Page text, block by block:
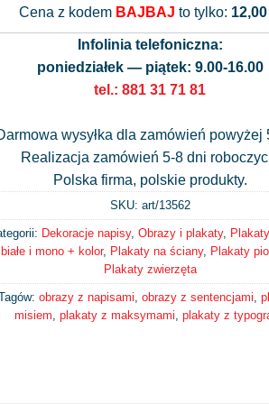
Cena z kodem BAJBAJ to tylko: 12,00
Infolinia telefoniczna:
poniedziałek — piątek: 9.00-16.00
tel.: 881 31 71 81
wysyłka dla zamówień powyżej
Realizacja zamówień 5-8 dni
Polska firma, polskie produkty.
SKU: art/13562
Dekoracje napisy, Obrazy i plakaty,
białe i mono + kolor, Plakaty na ściany, Plakaty
Plakaty zwierzęta
obrazy z napisami obrazy z sentencjami
misiem plakaty z maksymami plakaty z